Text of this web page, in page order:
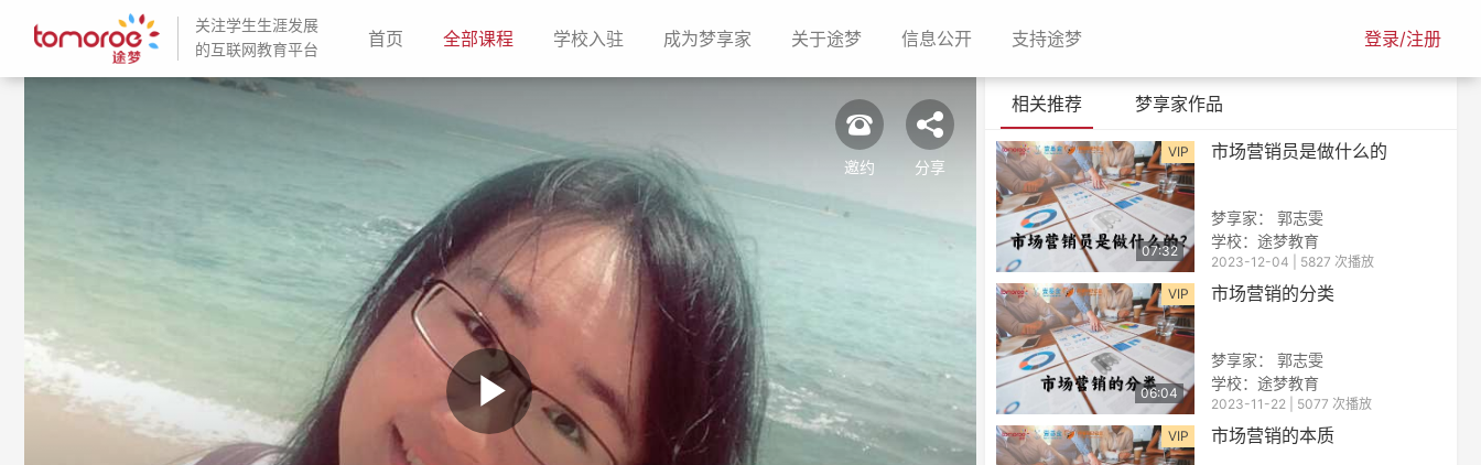
关注学生生涯发展
的互联网教育平台
首页(current)全部课程(current)学校入驻(current)成为梦享家(current)关于途梦(current)信息公开(current)支持途梦(current) 登录/注册
Play
邀约 分享
相关推荐 梦享家作品
VIP
07:32
市场营销员是做什么的
梦享家： 郭志雯
学校：途梦教育
2023-12-04 | 5827 次播放
VIP
06:04
市场营销的分类
梦享家： 郭志雯
学校：途梦教育
2023-11-22 | 5077 次播放
VIP
市场营销的本质